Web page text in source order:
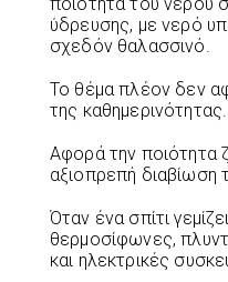
ύδρευσης, με νερό
σχεδόν θαλασσινό.
Το θέμα πλέον δεν
της καθημερινότητας.
Αφορά την ποιότητα
αξιοπρεπή διαβίωση
Όταν ένα σπίτι
θερμοσίφωνες,
και ηλεκτρικές